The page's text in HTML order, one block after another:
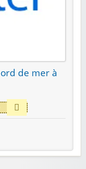
de mer à